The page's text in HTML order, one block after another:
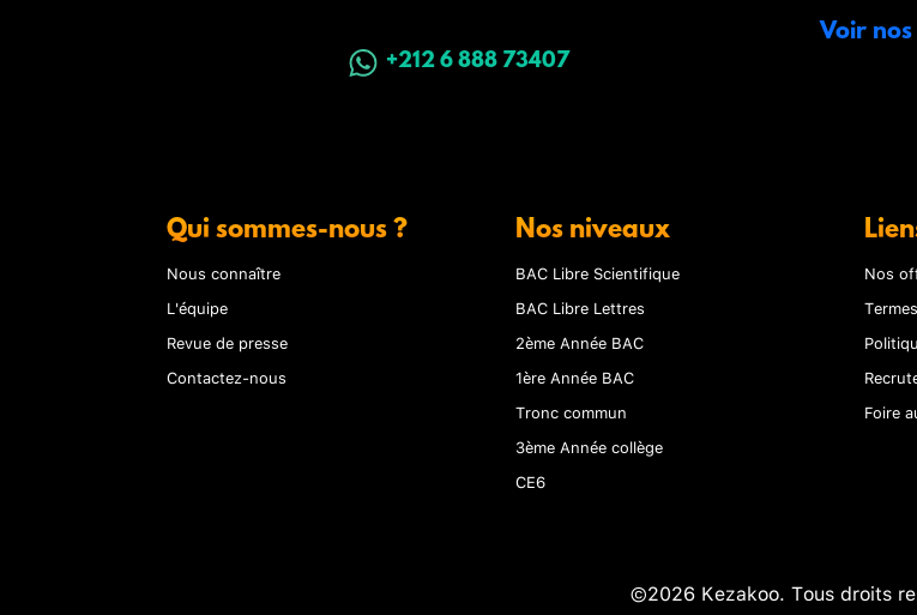
+212 6 888 73407
Voir
Qui sommes-nous ?
Nous connaître
L'équipe
Revue de presse
Contactez-nous
Nos niveaux
BAC Libre Scientifique
BAC Libre Lettres
2ème Année BAC
1ère Année BAC
Tronc commun
3ème Année collège
CE6
Nos
Foire
©2026 Kezakoo. Tous droits